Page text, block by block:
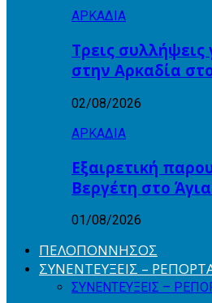
ΑΡΚΑΔΙΑ
Τρεις
στην Αρκαδία
02/08/2026
ΑΡΚΑΔΙΑ
Εξαιρετική
Βεργέτη στο
01/08/2026
ΠΕΛΟΠΟΝΝΗΣΟΣ
ΣΥΝΕΝΤΕΥΞΕΙΣ –
ΣΥΝΕΝΤΕΥΞΕΙΣ –